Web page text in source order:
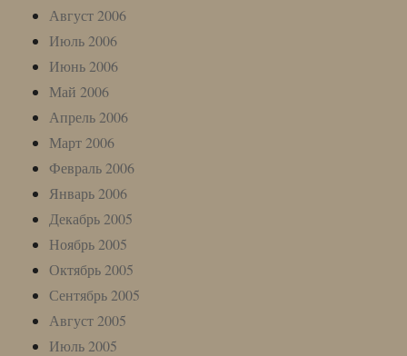
Август 2006
Июль 2006
Июнь 2006
Май 2006
Апрель 2006
Март 2006
Февраль 2006
Январь 2006
Декабрь 2005
Ноябрь 2005
Октябрь 2005
Сентябрь 2005
Август 2005
Июль 2005